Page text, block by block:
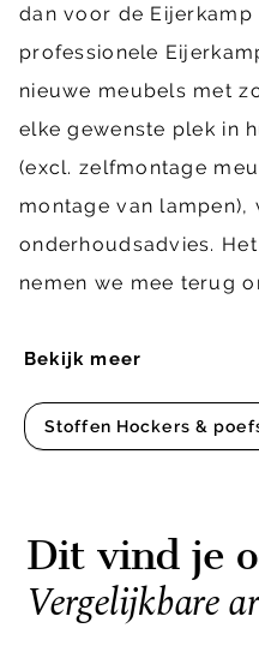
Bekijk meer
Stoffen Hockers &
dan voor de
professionele
nieuwe meubels met
elke gewenste plek in
(excl. zelfmontage
montage van lampen),
onderhoudsadvies.
nemen we mee terug
Dit vind je
Vergelijkbare